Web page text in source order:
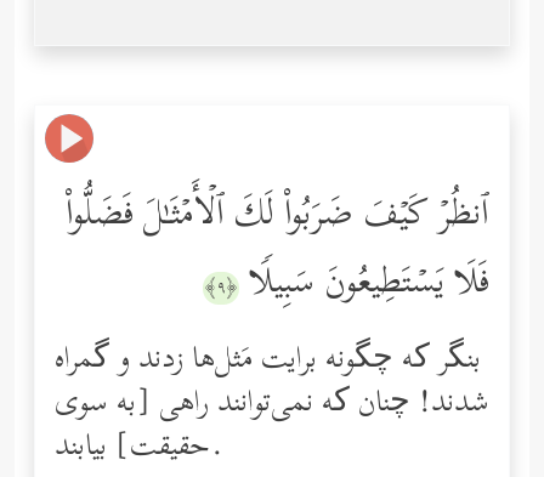
ٱنظُرۡ كَیۡفَ ضَرَبُواْ لَكَ ٱلۡأَمۡثَـٰلَ فَضَلُّواْ
فَلَا یَسۡتَطِیعُونَ سَبِیلࣰا ﴿٩﴾
بنگر که چگونه برایت مَثل‌ها زدند و گمراه
شدند! چنان که نمی‌توانند راهی [به سوی
حقیقت] بیابند.